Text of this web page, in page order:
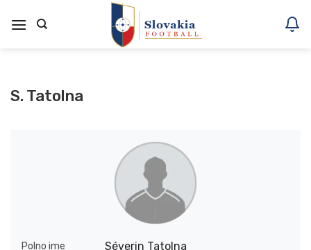
na
S. Tatolna
Polno ime Séverin Tatolna